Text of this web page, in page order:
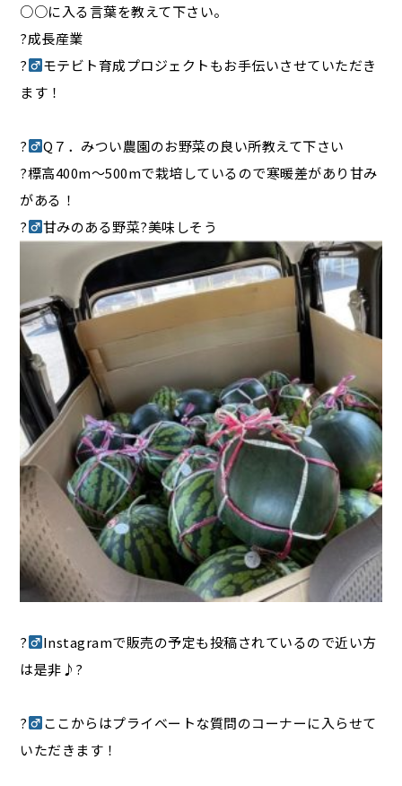
○○に入る言葉を教えて下さい。
?成長産業
?‍
モテビト育成プロジェクトもお手伝いさせていただき
ます！
?‍
Q７．みつい農園のお野菜の良い所教えて下さい
?標高400m〜500mで栽培しているので寒暖差があり甘み
がある！
?‍
甘みのある野菜?美味しそう
?‍
Instagramで販売の予定も投稿されているので近い方
は是非♪?
?‍
ここからはプライベートな質問のコーナーに入らせて
いただきます！